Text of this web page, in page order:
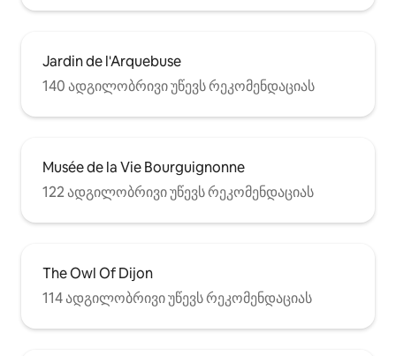
Jardin de l'Arquebuse
140 ადგილობრივი უწევს რეკომენდაციას
Musée de la Vie Bourguignonne
122 ადგილობრივი უწევს რეკომენდაციას
The Owl Of Dijon
114 ადგილობრივი უწევს რეკომენდაციას